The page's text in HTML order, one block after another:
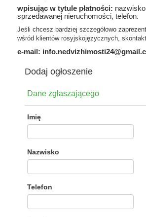
wpisując w tytule płatności:
sprzedawanej nieruchomości, telefon.
Jeśli chcesz bardziej szczegółowo
wśród klientów rosyjskojęzycznych,
e-mail:
Dodaj ogłoszenie
Dane zgłaszającego
Imię
Nazwisko
Telefon